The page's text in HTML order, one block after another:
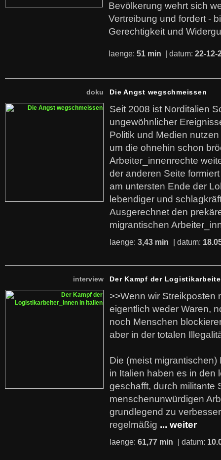
Bevölkerung wehrt sich
Vertreibung und fordert -
Gerechtigkeit und
laenge: 51 min | datum: 22-12-
doku Die Angst wegschmeissen
Seit 2008 ist Norditalien
ungewöhnlicher
Politik und Medien
um die ohnehin schon
Arbeiter_innenrechte
der anderen Seite
am untersten Ende der
lebendiger und
Ausgerechnet den
migrantischen
laenge: 3,43 min | datum:
interview Der Kampf der
>>Wenn wir Streikposten
eigentlich weder Waren,
noch Menschen
aber in der totalen
Die (meist
in Italien haben es in den
geschafft, durch militante
menschenunwürdigen
grundlegend zu
regelmäßig ... weiter
laenge: 61,77 min | datum: